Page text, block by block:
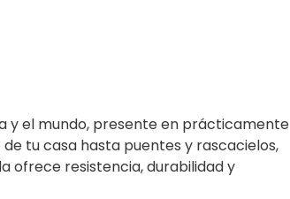
y el mundo, presente en prácticamente
tu casa hasta puentes y rascacielos,
ofrece resistencia, durabilidad y